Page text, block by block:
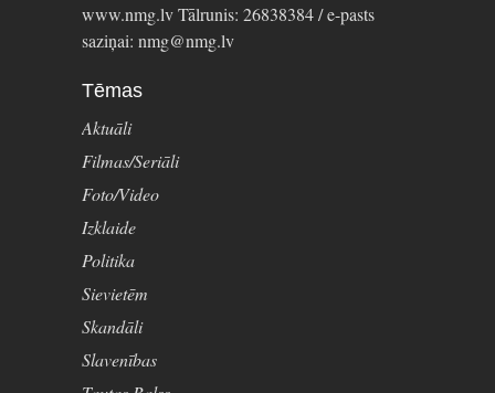
www.nmg.lv Tālrunis: 26838384 / e-pasts
saziņai: nmg@nmg.lv
Tēmas
Aktuāli
Filmas/Seriāli
Foto/Video
Izklaide
Politika
Sievietēm
Skandāli
Slavenības